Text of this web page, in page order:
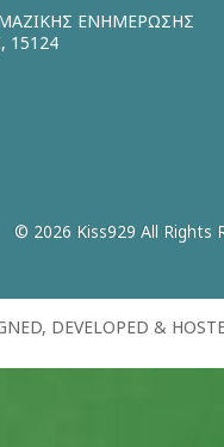
ΕΝΗΜΕΡΩΣΗΣ
15124
© 2026 Kiss929 All Rights
DEVELOPED &